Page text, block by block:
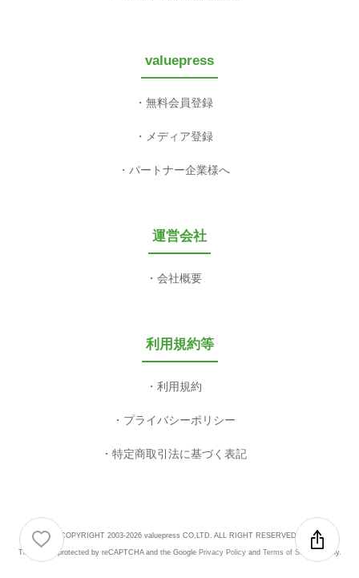
valuepress
無料会員登録
メディア登録
パートナー企業様へ
運営会社
会社概要
利用規約等
利用規約
プライバシーポリシー
特定商取引法に基づく表記
COPYRIGHT 2003-2026 valuepress CO,LTD. ALL RIGHT RESERVED.
This site is protected by reCAPTCHA and the Google Privacy Policyand Terms of Service apply.